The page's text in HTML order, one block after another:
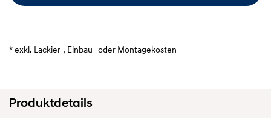
* exkl. Lackier-, Einbau- oder Montagekosten
Produktdetails